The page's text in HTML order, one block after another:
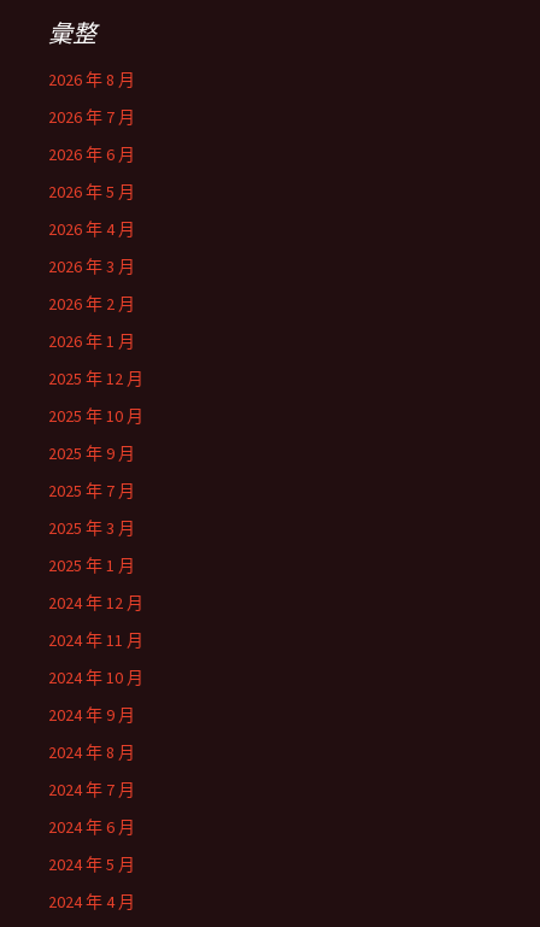
彙整
2026 年 8 月
2026 年 7 月
2026 年 6 月
2026 年 5 月
2026 年 4 月
2026 年 3 月
2026 年 2 月
2026 年 1 月
2025 年 12 月
2025 年 10 月
2025 年 9 月
2025 年 7 月
2025 年 3 月
2025 年 1 月
2024 年 12 月
2024 年 11 月
2024 年 10 月
2024 年 9 月
2024 年 8 月
2024 年 7 月
2024 年 6 月
2024 年 5 月
2024 年 4 月